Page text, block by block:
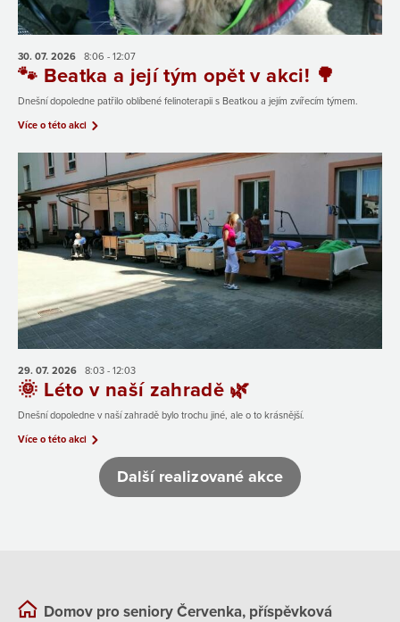
30. 07. 2026 8:06 - 12:07
🐾 Beatka a její tým opět v akci! 🌳
Dnešní dopoledne patřilo oblíbené felinoterapii s Beatkou a jejím zvířecím týmem.
Více o této akci
29. 07. 2026 8:03 - 12:03
🌞 Léto v naší zahradě 🌿
Dnešní dopoledne v naší zahradě bylo trochu jiné, ale o to krásnější.
Více o této akci
Další realizované akce
Domov pro seniory Červenka, příspěvková